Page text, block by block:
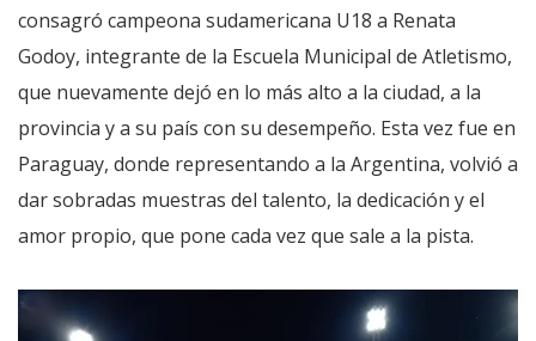
consagró campeona sudamericana U18 a Renata
Godoy, integrante de la Escuela Municipal de Atletismo,
que nuevamente dejó en lo más alto a la ciudad, a la
provincia y a su país con su desempeño. Esta vez fue en
Paraguay, donde representando a la Argentina, volvió a
dar sobradas muestras del talento, la dedicación y el
amor propio, que pone cada vez que sale a la pista.